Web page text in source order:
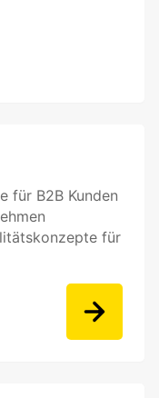
für B2B Kunden
für